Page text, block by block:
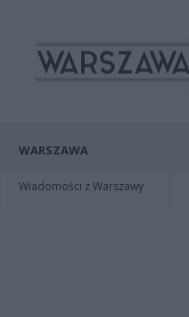
WARSZAWA
Wiadomości z Warszawy